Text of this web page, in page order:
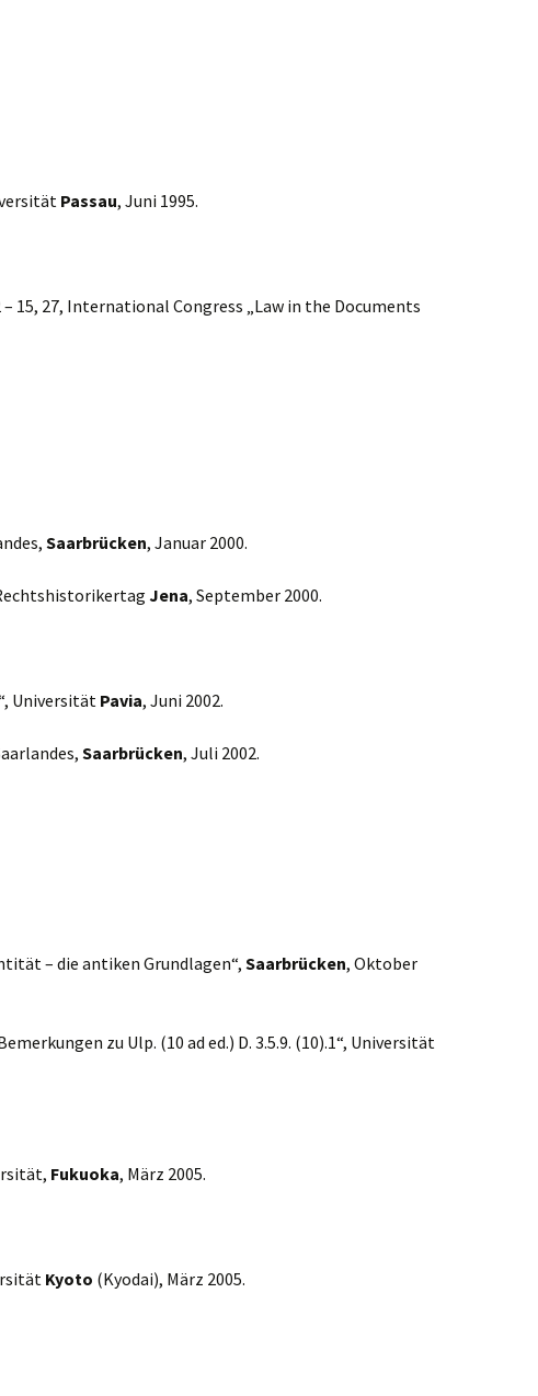
Passau, Juni 1995.
15, 27, International Congress „Law in the Documents
Saarbrücken, Januar 2000.
Jena, September 2000.
Universität Pavia, Juni 2002.
Saarbrücken, Juli 2002.
– die antiken Grundlagen“, Saarbrücken, Oktober
zu Ulp. (10 ad ed.) D. 3.5.9. (10).1“, Universität
Fukuoka, März 2005.
Kyoto (Kyodai), März 2005.